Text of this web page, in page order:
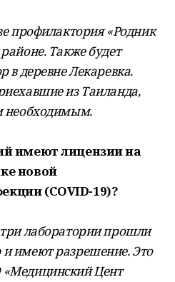
профилактория «Родник
Также будет
в деревне Лекаревка.
из Таиланда,
необходимым.
имеют лицензии на
новой
(COVID-19)?
лаборатории прошли
имеют разрешение. Это
Цент